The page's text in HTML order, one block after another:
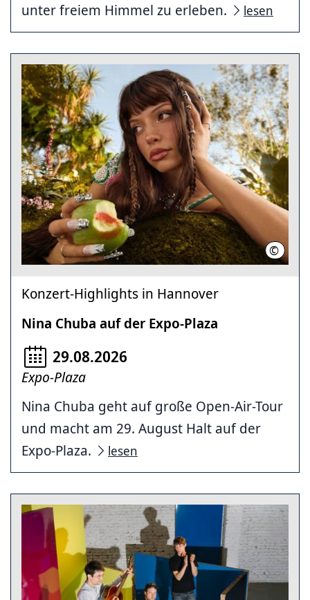
unter freiem Himmel zu erleben.
lesen
©
Konzert-Highlights in Hannover
Nina Chuba auf der Expo-Plaza
29.08.2026
Expo-Plaza
Nina Chuba geht auf große Open-Air-Tour
und macht am 29. August Halt auf der
Expo-Plaza.
lesen